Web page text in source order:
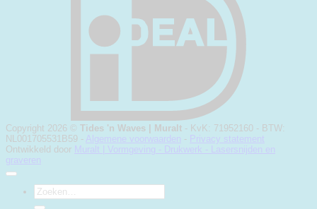
Copyright 2026 © Tides 'n Waves | Muralt - KvK: 71952160 - BTW:
NL001705531B59 - Algemene voorwaarden - Privacy statement
Ontwikkeld door Muralt | Vormgeving - Drukwerk - Lasersnijden en
graveren
Zoeken
naar: